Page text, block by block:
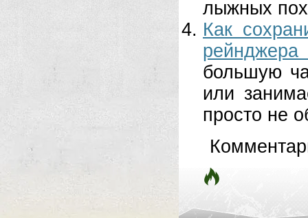
лыжных
Как
большую
или
просто не